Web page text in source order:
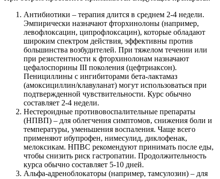
Антибиотики – терапия длится в среднем 2-4 недели.
Эмпирически назначают фторхинолоны (например,
левофлоксацин, ципрофлоксацин), которые обладают
широким спектром действия, эффективны против
большинства возбудителей. При тяжелом течении или
при резистентности к фторхинолонам назначают
цефалоспорины III поколения (цефтриаксон).
Пенициллины с ингибиторами бета-лактамаз
(амоксициллин/клавуланат) могут использоваться при
подтвержденной чувствительности. Курс обычно
составляет 2-4 недели.
Нестероидные противовоспалительные препараты
(НПВП) – для облегчения симптомов, снижения боли и
температуры, уменьшения воспаления. Чаще всего
применяют ибупрофен, нимесулид, диклофенак,
мелоксикам. НПВС рекомендуют принимать после еды,
чтобы снизить риск гастропатии. Продолжительность
курса обычно составляет 5-10 дней.
Альфа-адреноблокаторы (например, тамсулозин) – для